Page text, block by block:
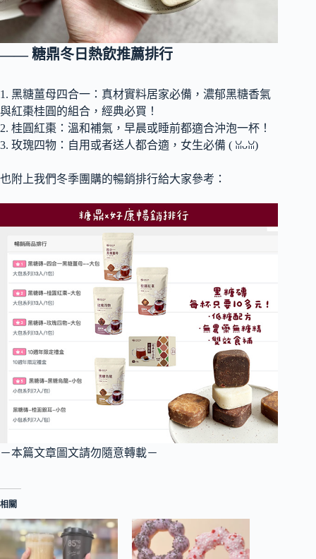
—— 糖鼎冬日熱飲推薦排行
1. 黑糖薑母四合一：真材實料居家必備，濃郁黑糖香氣
與紅棗桂圓的組合，經典必買！
2. 桂圓紅棗：溫和補氣，早晨或睡前都適合沖泡一杯！
3. 玫瑰四物：自用或者送人都合適，女生必備 ( ꈍᴗꈍ)
也附上我們冬季團購的暢銷排行給大家參考：
－本篇文章圖文請勿隨意轉載－
相關